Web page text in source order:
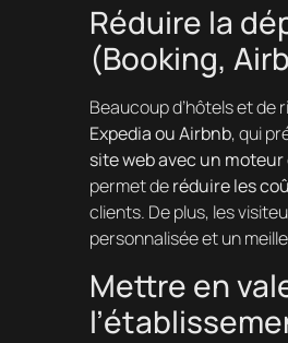
Réduire la
(Booking,
Beaucoup d’hôtels et
Expedia ou Airbnb, qui
site web avec un
permet deréduire les
clients. De plus, les
personnalisée et un
Mettre en